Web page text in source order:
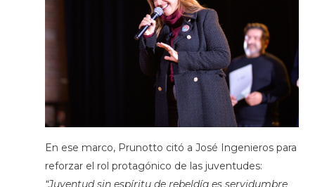
En ese marco, Prunotto citó a José Ingenieros para
reforzar el rol protagónico de las juventudes: